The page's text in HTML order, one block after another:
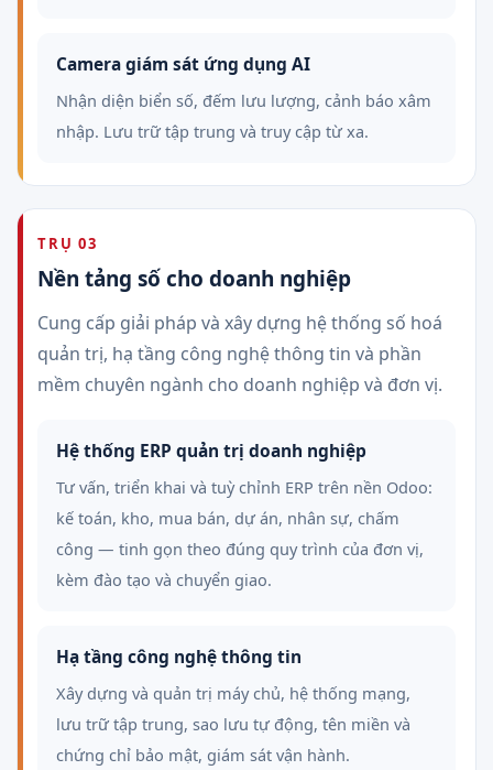
Camera giám sát ứng dụng AI
Nhận diện biển số, đếm lưu lượng, cảnh báo xâm
nhập. Lưu trữ tập trung và truy cập từ xa.
TRỤ 03
Nền tảng số cho doanh nghiệp
Cung cấp giải pháp và xây dựng hệ thống số hoá
quản trị, hạ tầng công nghệ thông tin và phần
mềm chuyên ngành cho doanh nghiệp và đơn vị.
Hệ thống ERP quản trị doanh nghiệp
Tư vấn, triển khai và tuỳ chỉnh ERP trên nền Odoo:
kế toán, kho, mua bán, dự án, nhân sự, chấm
công — tinh gọn theo đúng quy trình của đơn vị,
kèm đào tạo và chuyển giao.
Hạ tầng công nghệ thông tin
Xây dựng và quản trị máy chủ, hệ thống mạng,
lưu trữ tập trung, sao lưu tự động, tên miền và
chứng chỉ bảo mật, giám sát vận hành.